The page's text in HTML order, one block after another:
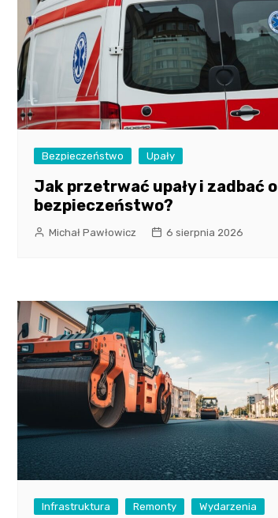
Bezpieczeństwo Upały
Jak przetrwać upały i zadbać o
bezpieczeństwo?
Michał Pawłowicz 6 sierpnia 2026
Infrastruktura Remonty Wydarzenia